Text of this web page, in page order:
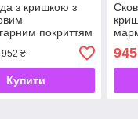
з кришкою з
покриттям
570 Ø28см
952 ₴
Купити
945